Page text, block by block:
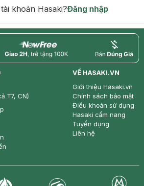
khoản Hasaki?Đăng nhập
nowfree price
T7, CN)
VỀ HASAKI.VN
Giới thiệu Hasaki.vn
Chính sách bảo mật
Điều khoản sử dụng
Hasaki cẩm nang
Tuyển dụng
Liên hệ